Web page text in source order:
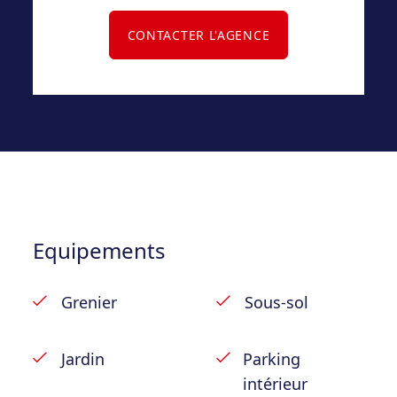
indépendant.
d’acceptation du vendeur.
CONTACTER L'AGENCE
Equipements
Grenier Sous-sol
Jardin
Parking
intérieur